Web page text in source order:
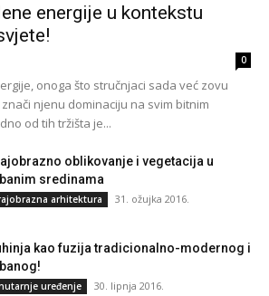
energije u kontekstu
0
onoga što stručnjaci sada već zovu
njenu dominaciju na svim bitnim
od tih tržišta je...
oblikovanje i vegetacija u
sredinama
arhitektura 31. ožujka 2016.
kao fuzija tradicionalno-modernog i
uređenje 30. lipnja 2016.